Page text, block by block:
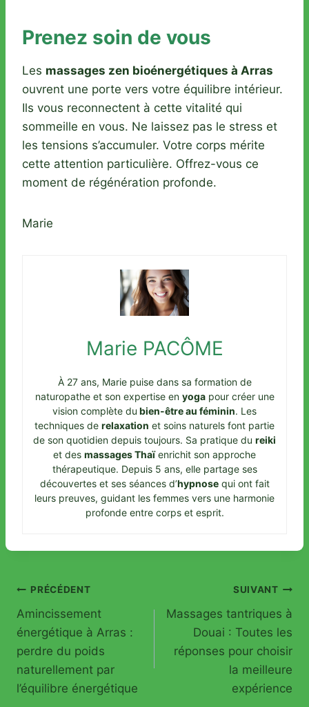
Prenez soin de vous
Les massages zen bioénergétiques à Arras
ouvrent une porte vers votre équilibre intérieur.
Ils vous reconnectent à cette vitalité qui
sommeille en vous. Ne laissez pas le stress et
les tensions s’accumuler. Votre corps mérite
cette attention particulière. Offrez-vous ce
moment de régénération profonde.
Marie
Marie PACÔME
À 27 ans, Marie puise dans sa formation de
naturopathe et son expertise en yogapour créer une
vision complète du bien-être au féminin. Les
techniques de relaxation et soins naturels font partie
de son quotidien depuis toujours. Sa pratique du reiki
et des massages Thaïenrichit son approche
thérapeutique. Depuis 5 ans, elle partage ses
découvertes et ses séances d’hypnosequi ont fait
leurs preuves, guidant les femmes vers une harmonie
profonde entre corps et esprit.
Navigation
de
l’article
PRÉCÉDENT
Amincissement
énergétique à Arras :
perdre du poids
naturellement par
l’équilibre énergétique
SUIVANT
Massages tantriques à
Douai : Toutes les
réponses pour choisir
la meilleure
expérience